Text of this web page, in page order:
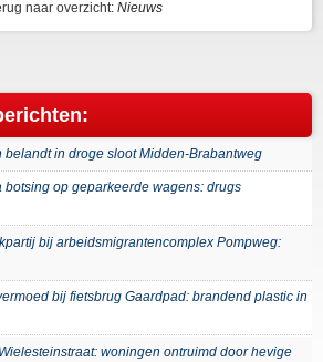
naar overzicht: Nieuws
belandt in droge sloot Midden-Brabantweg
botsing op geparkeerde wagens: drugs
bij arbeidsmigrantencomplex Pompweg:
bij fietsbrug Gaardpad: brandend plastic in
woningen ontruimd door hevige